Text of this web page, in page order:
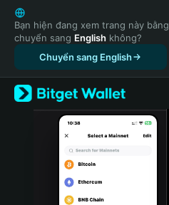
English
日本語
Tiếng Việt
Русский
Español (Latinoamérica)
Türkçe
Italiano
Português (Portugal)
Bạn hiện đang xem trang này bằng
chuyển sang English không?
Chuyển sang English